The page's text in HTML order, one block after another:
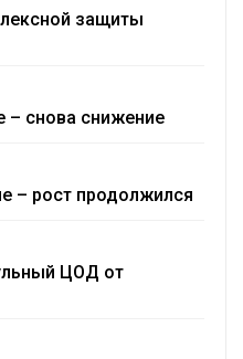
защиты
– снова снижение
– рост продолжился
ЦОД от